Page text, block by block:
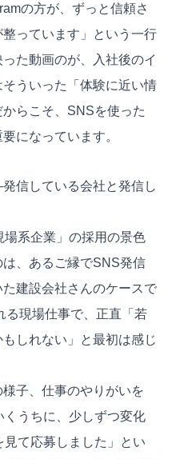
の方が、ずっと信頼さ
っています」という一行
た動画のが、入社後のイ
ういった「体験に近い情
らこそ、SNSを使った
になっています。
信している会社と発信し
系企業」の採用の景色
、あるご縁でSNS発信
建設会社さんのケースで
る現場仕事で、正直「若
しれない」と最初は感じ
子、仕事のやりがいを
うちに、少しずつ変化
て応募しました」とい